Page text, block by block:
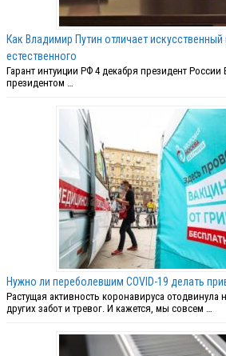
Как Владимир Путин отличает искусственный
естественного
Гарант интуиции РФ 4 декабря президент
президентом …
Нужно ли переболевшим COVID-19 делать
Растущая активность коронавируса
других забот и тревог. И кажется, мы совсем …